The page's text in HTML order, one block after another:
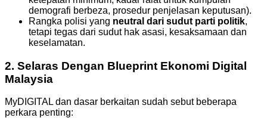
demografi berbeza, prosedur penjelasan keputusan).
Rangka polisi yang neutral dari sudut parti politik,
tetapi tegas dari sudut hak asasi, kesaksamaan dan
keselamatan.
2. Selaras Dengan Blueprint Ekonomi Digital
Malaysia
MyDIGITAL dan dasar berkaitan sudah sebut beberapa
perkara penting: